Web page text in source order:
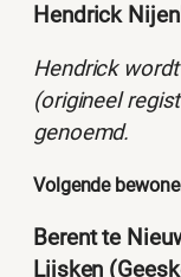
Hendrick
Hendrick
(origineel
genoemd.
Volgende
Berent te
Lijsken